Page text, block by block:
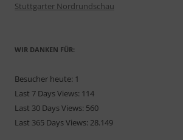
Stuttgarter Nordrundschau
WIR DANKEN FÜR:
Besucher heute: 1
Last 7 Days Views: 114
Last 30 Days Views: 560
Last 365 Days Views: 28.149